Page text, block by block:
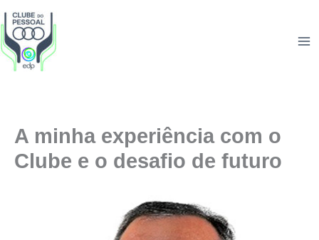
to
content
A minha experiência com o
Clube e o desafio de futuro